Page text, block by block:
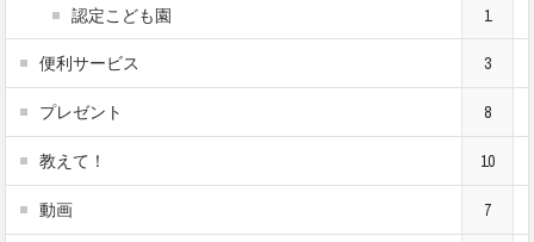
認定こども園 1
便利サービス 3
プレゼント 8
教えて！ 10
動画 7